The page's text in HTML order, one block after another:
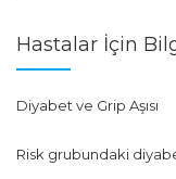
Hastalar İçin
Diyabet ve Grip Aşısı
Risk grubundaki